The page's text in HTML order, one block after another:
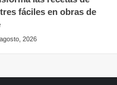
fáciles en obras de
2026